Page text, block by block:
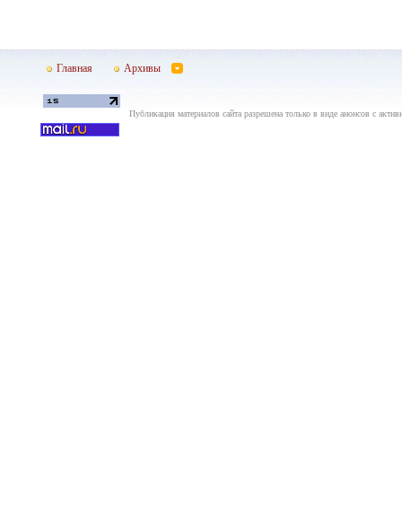
Главная Архивы
Публикация материалов сайта разрешена только в виде анонсов с